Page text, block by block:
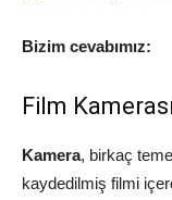
Bizim cevabımız:
Film Kamerası
Kamera, birkaç
kaydedilmiş filmi